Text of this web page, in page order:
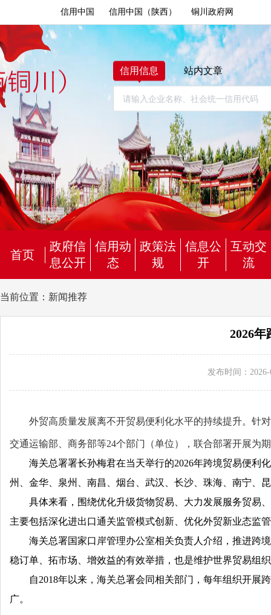
信用中国 信用中国（陕西） 铜川政府网
信用信息 站内文章
首页
政府信
息公开
信用动
态
政策法
规
信息公
开
互动交
流
当前位置：新闻推荐
2026
发布时间：2026-
外贸高质量发展离不开贸易便利化水平的持续提升。针对
交通运输部、商务部等24个部门（单位），联合部署开展为
海关总署署长孙梅君在当天举行的2026年跨境贸易便利化
州、金华、泉州、南昌、烟台、武汉、长沙、珠海、南宁、
具体来看，围绕优化升级货物贸易、大力发展服务贸易、
主要包括深化进出口通关监管模式创新、优化外贸新业态监
海关总署国家口岸管理办公室相关负责人介绍，推进跨境
稳订单、拓市场、增效益的有效举措，也是维护世界贸易组
自2018年以来，海关总署会同相关部门，每年组织开展跨
广。